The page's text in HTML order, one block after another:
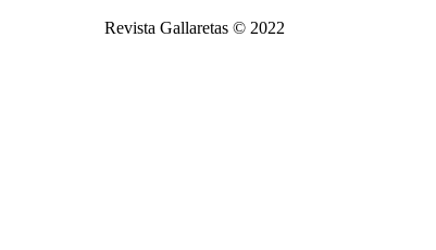
Revista Gallaretas © 2022